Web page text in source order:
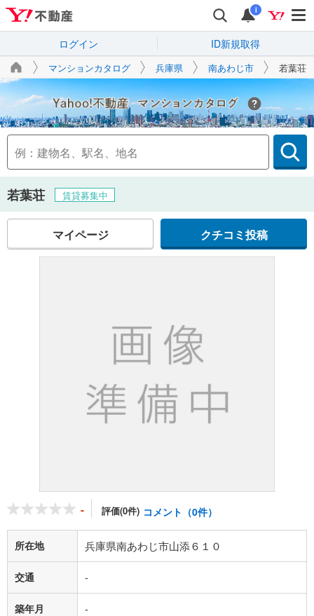
i
ログイン ID新規取得
マンションカタログ 兵庫県 南あわじ市 若葉荘
Yahoo!不動産
若葉荘 賃貸募集中
マイページ クチコミ投稿
- 評価(0件) コメント（0件）
所在地 兵庫県南あわじ市山添６１０
交通 -
築年月 -